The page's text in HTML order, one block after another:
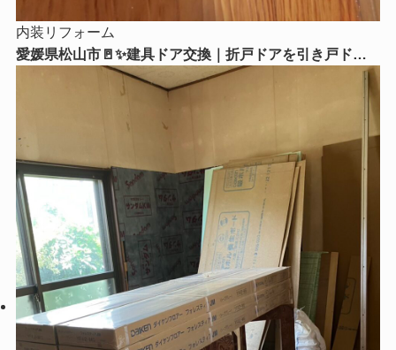
内装リフォーム
愛媛県松山市🚪✨建具ドア交換｜折戸ドアを引き戸ドア
に交換！毎日の使いやすさがグッとアップ😊🏡